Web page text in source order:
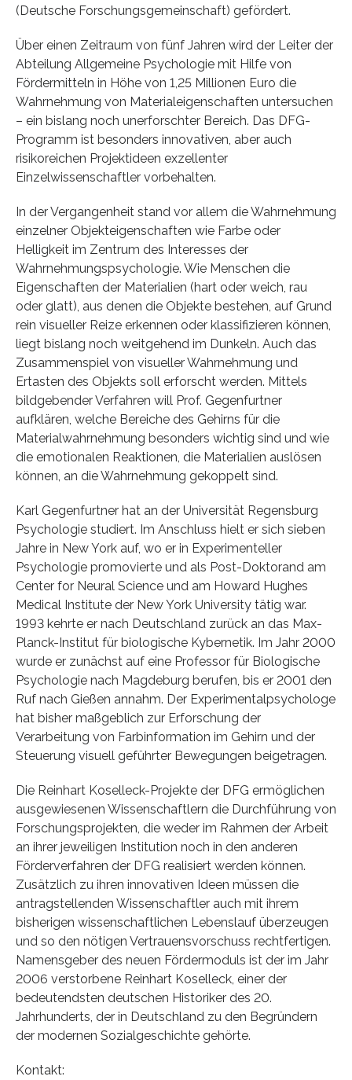
(Deutsche Forschungsgemeinschaft) gefördert.
Über einen Zeitraum von fünf Jahren wird der Leiter der
Abteilung Allgemeine Psychologie mit Hilfe von
Fördermitteln in Höhe von 1,25 Millionen Euro die
Wahrnehmung von Materialeigenschaften untersuchen
– ein bislang noch unerforschter Bereich. Das DFG-
Programm ist besonders innovativen, aber auch
risikoreichen Projektideen exzellenter
Einzelwissenschaftler vorbehalten.
In der Vergangenheit stand vor allem die Wahrnehmung
einzelner Objekteigenschaften wie Farbe oder
Helligkeit im Zentrum des Interesses der
Wahrnehmungspsychologie. Wie Menschen die
Eigenschaften der Materialien (hart oder weich, rau
oder glatt), aus denen die Objekte bestehen, auf Grund
rein visueller Reize erkennen oder klassifizieren können,
liegt bislang noch weitgehend im Dunkeln. Auch das
Zusammenspiel von visueller Wahrnehmung und
Ertasten des Objekts soll erforscht werden. Mittels
bildgebender Verfahren will Prof. Gegenfurtner
aufklären, welche Bereiche des Gehirns für die
Materialwahrnehmung besonders wichtig sind und wie
die emotionalen Reaktionen, die Materialien auslösen
können, an die Wahrnehmung gekoppelt sind.
Karl Gegenfurtner hat an der Universität Regensburg
Psychologie studiert. Im Anschluss hielt er sich sieben
Jahre in New York auf, wo er in Experimenteller
Psychologie promovierte und als Post-Doktorand am
Center for Neural Science und am Howard Hughes
Medical Institute der New York University tätig war.
1993 kehrte er nach Deutschland zurück an das Max-
Planck-Institut für biologische Kybernetik. Im Jahr 2000
wurde er zunächst auf eine Professor für Biologische
Psychologie nach Magdeburg berufen, bis er 2001 den
Ruf nach Gießen annahm. Der Experimentalpsychologe
hat bisher maßgeblich zur Erforschung der
Verarbeitung von Farbinformation im Gehirn und der
Steuerung visuell geführter Bewegungen beigetragen.
Die Reinhart Koselleck-Projekte der DFG ermöglichen
ausgewiesenen Wissenschaftlern die Durchführung von
Forschungsprojekten, die weder im Rahmen der Arbeit
an ihrer jeweiligen Institution noch in den anderen
Förderverfahren der DFG realisiert werden können.
Zusätzlich zu ihren innovativen Ideen müssen die
antragstellenden Wissenschaftler auch mit ihrem
bisherigen wissenschaftlichen Lebenslauf überzeugen
und so den nötigen Vertrauensvorschuss rechtfertigen.
Namensgeber des neuen Fördermoduls ist der im Jahr
2006 verstorbene Reinhart Koselleck, einer der
bedeutendsten deutschen Historiker des 20.
Jahrhunderts, der in Deutschland zu den Begründern
der modernen Sozialgeschichte gehörte.
Kontakt: